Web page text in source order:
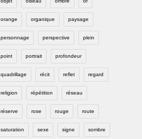
orange organique paysage
personnage perspective plein
point portrait profondeur
quadrillage récit reflet regard
religion répétition réseau
réserve rose rouge route
saturation sexe signe sombre